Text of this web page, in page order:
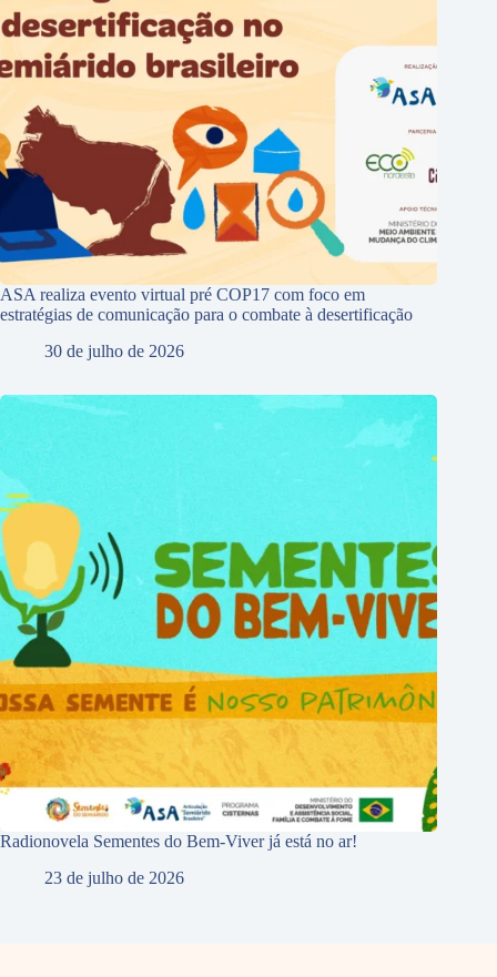
ASA realiza evento virtual pré COP17 com foco em
estratégias de comunicação para o combate à desertificação
30 de julho de 2026
Radionovela Sementes do Bem-Viver já está no ar!
23 de julho de 2026